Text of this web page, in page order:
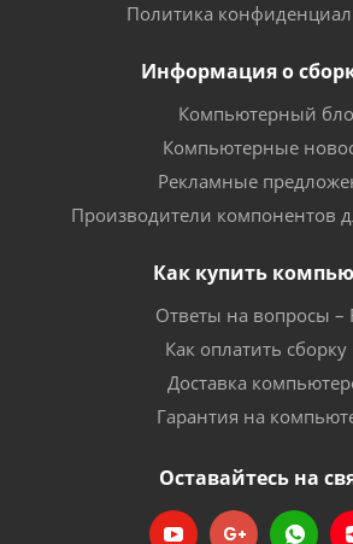
Политика
Информация о
Компьютерный
Компьютерные
Рекламные
Производители компонентов
Как купить
Ответы на вопросы –
Как оплатить
Доставка
Гарантия на
Оставайтесь на